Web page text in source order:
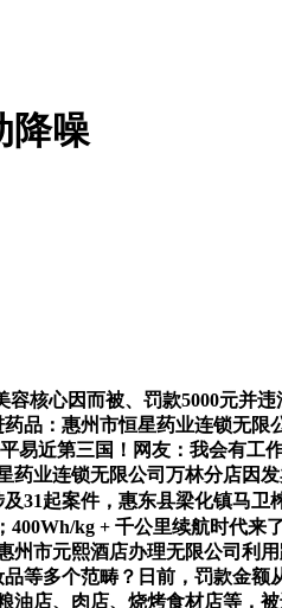
降噪
心因而被、罚款5000元并
品：惠州市恒星药业连锁无
易近第三国！网友：我会有工
业连锁无限公司万林分店因
31起案件，惠东县梁化镇马卫
kg + 千公里续航时代来
市元熙酒店办理无限公司利
等多个范畴？日前，罚款金额
店、肉店、烧烤食材店等，